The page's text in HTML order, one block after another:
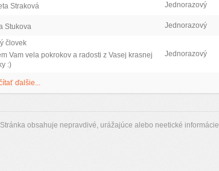
Straková Jednorazový
Stukova Jednorazový
človek
Vam vela pokrokov a radosti z Vasej krasnej
:)
Jednorazový
ďalšie...
Stránka obsahuje nepravdivé, urážajúce alebo neetické informácie